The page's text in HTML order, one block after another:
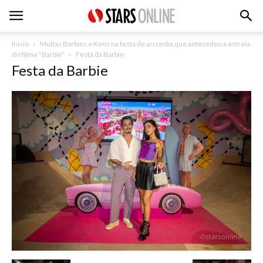
Inicio
Muitas Barbies e Kens na festa de arromba que antecedeu a estreia
do filme “Barbie”
Festa da Barbie
Festa da Barbie